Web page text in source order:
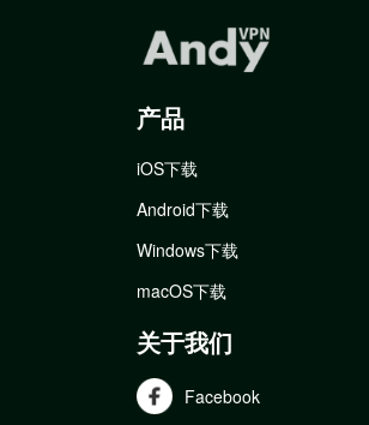
产品
iOS下载
Android下载
Windows下载
macOS下载
关于我们
Facebook